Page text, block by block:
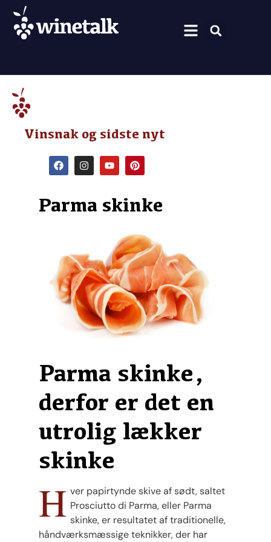
Vinsnak og sidste nyt
Parma skinke
Parma skinke,
derfor er det en
utrolig lækker
skinke
H ver papirtynde skive af sødt, saltet
Prosciutto di Parma, eller Parma
skinke, er resultatet af traditionelle,
håndværksmæssige teknikker, der har